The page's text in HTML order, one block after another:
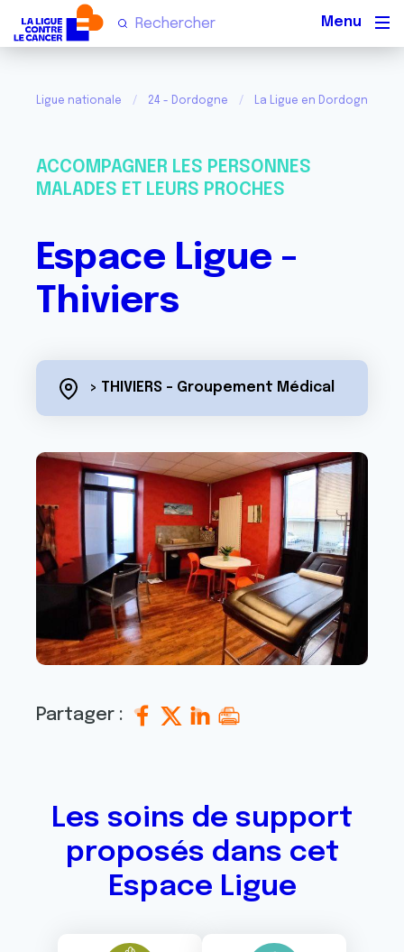
Ligue nationale 24 - Dordogne La Ligue en Dordogne
ACCOMPAGNER LES PERSONNES
MALADES ET LEURS PROCHES
Espace Ligue -
Thiviers
> THIVIERS - Groupement Médical
Partager :
Les soins de support
proposés dans cet
Espace Ligue